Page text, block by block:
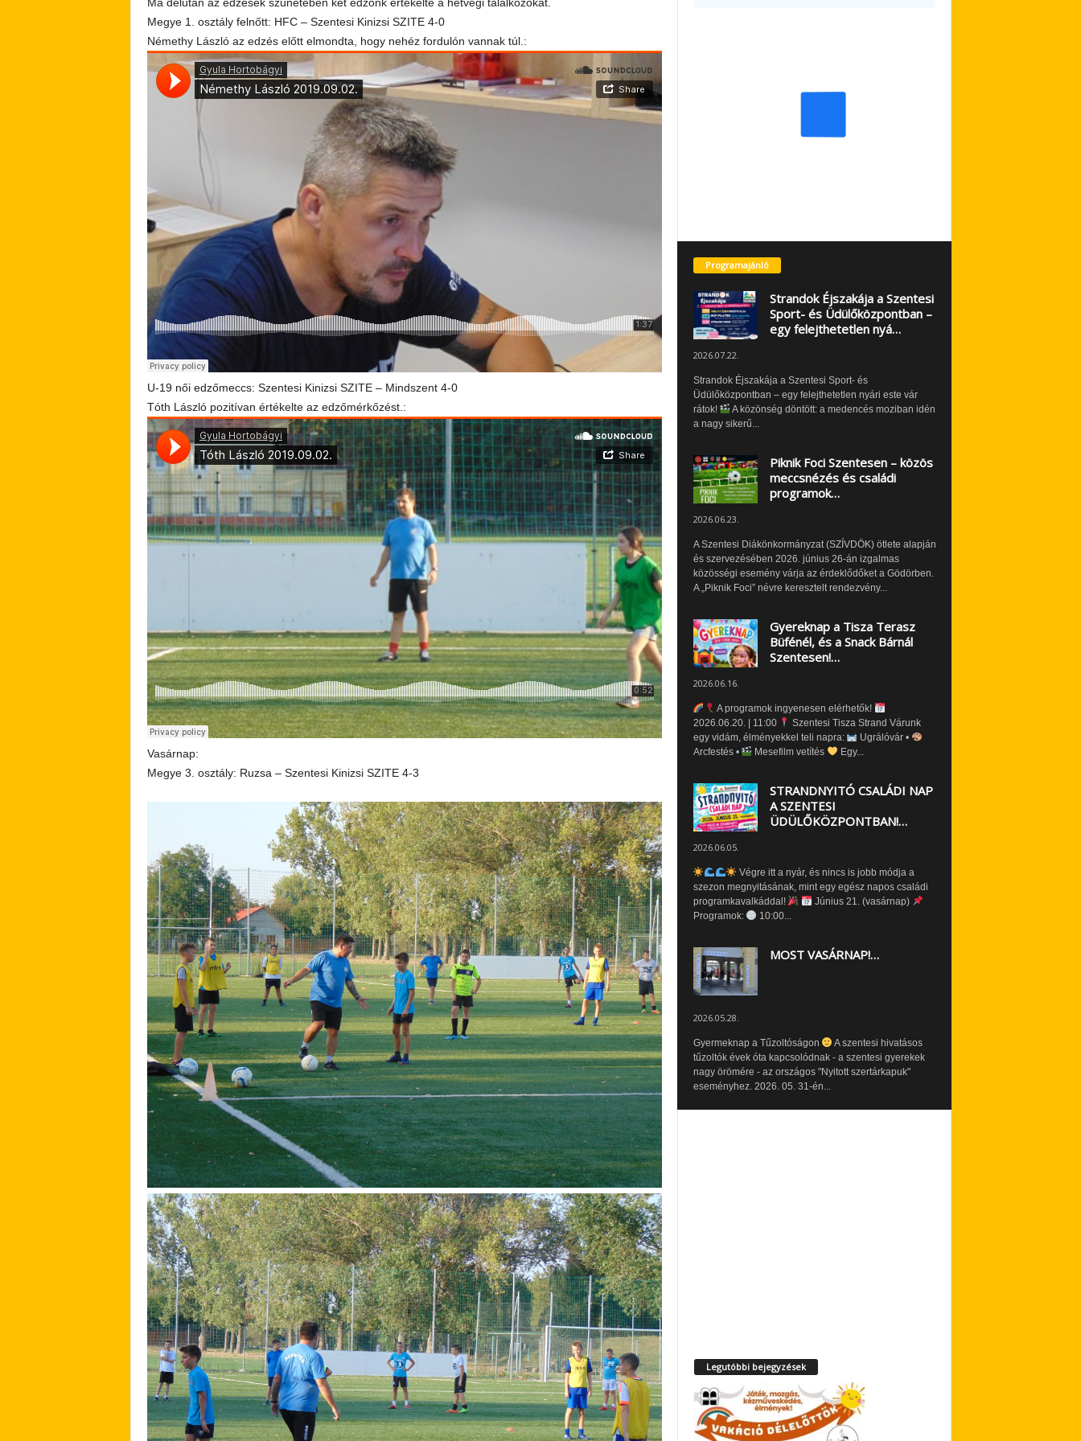
Megye 1. osztály felnőtt: HFC – Szentesi Kinizsi SZITE 4-0
Némethy László az edzés előtt elmondta, hogy nehéz fordulón vannak túl.:
U-19 női edzőmeccs: Szentesi Kinizsi SZITE – Mindszent 4-0
Tóth László pozitívan értékelte az edzőmérkőzést.:
Vasárnap:
Megye 3. osztály: Ruzsa – Szentesi Kinizsi SZITE 4-3
Programajánló
Strandok Éjszakája a Szentesi
Sport- és Üdülőközpontban –
egy felejthetetlen nyá…
2026.07.22.
Strandok Éjszakája a Szentesi Sport- és
Üdülőközpontban – egy felejthetetlen nyári este vár
rátok!
A közönség döntött: a medencés moziban idén
a nagy sikerű...
Piknik Foci Szentesen – közös
meccsnézés és családi
programok…
2026.06.23.
A Szentesi Diákönkormányzat (SZÍVDÖK) ötlete alapján
és szervezésében 2026. június 26-án izgalmas
közösségi esemény várja az érdeklődőket a Gödörben.
A „Piknik Foci” névre keresztelt rendezvény...
Gyereknap a Tisza Terasz
Büfénél, és a Snack Bárnál
Szentesen!…
2026.06.16.
A programok ingyenesen elérhetők!
2026.06.20. | 11:00
Szentesi Tisza Strand Várunk
egy vidám, élményekkel teli napra:
Ugrálóvár •
Arcfestés •
Mesefilm vetítés Egy...
STRANDNYITÓ CSALÁDI NAP
A SZENTESI
ÜDÜLŐKÖZPONTBAN!…
2026.06.05.
Végre itt a nyár, és nincs is jobb módja a
szezon megnyitásának, mint egy egész napos családi
programkavalkáddal!
Június 21. (vasárnap)
Programok:
10:00...
MOST VASÁRNAP!…
2026.05.28.
Gyermeknap a Tűzoltóságon
A szentesi hivatásos
tűzoltók évek óta kapcsolódnak - a szentesi gyerekek
nagy örömére - az országos "Nyitott szertárkapuk"
eseményhez. 2026. 05. 31-én...
Legutóbbi bejegyzések